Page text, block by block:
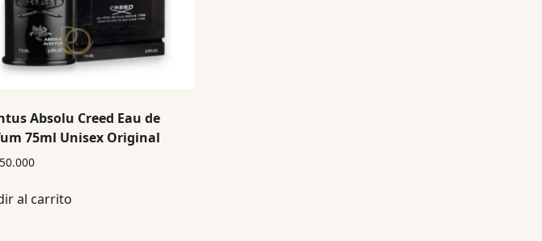
Absolu Creed Eau de
75ml Unisex Original
al carrito